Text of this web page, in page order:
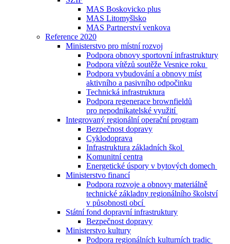
MAS Boskovicko plus
MAS Litomyšlsko
MAS Partnerství venkova
Reference 2020
Ministerstvo pro místní rozvoj
Podpora obnovy sportovní infrastruktury
Podpora vítězů soutěže Vesnice roku
Podpora vybudování a obnovy míst
aktivního a pasivního odpočinku
Technická infrastruktura
Podpora regenerace brownfieldů
pro nepodnikatelské využití
Integrovaný regionální operační program
Bezpečnost dopravy
Cyklodoprava
Infrastruktura základních škol
Komunitní centra
Energetické úspory v bytových domech
Ministerstvo financí
Podpora rozvoje a obnovy materiálně
technické základny regionálního školství
v působnosti obcí
Státní fond dopravní infrastruktury
Bezpečnost dopravy
Ministerstvo kultury
Podpora regionálních kulturních tradic